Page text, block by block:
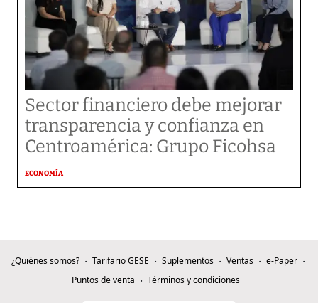
Sector financiero debe mejorar
transparencia y confianza en
Centroamérica: Grupo Ficohsa
ECONOMÍA
¿Quiénes somos? Tarifario GESE Suplementos Ventas
e-Paper
Puntos de venta
Términos y condiciones